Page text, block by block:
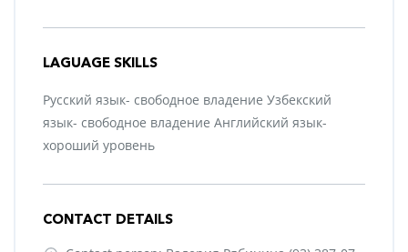
LAGUAGE SKILLS
Русский язык- свободное владение Узбекский
язык- свободное владение Английский язык-
хороший уровень
CONTACT DETAILS